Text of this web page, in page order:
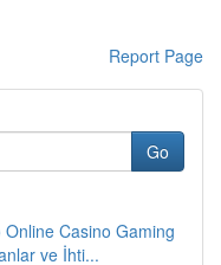
Report Page
Go
Casino Gaming
ve İhti...